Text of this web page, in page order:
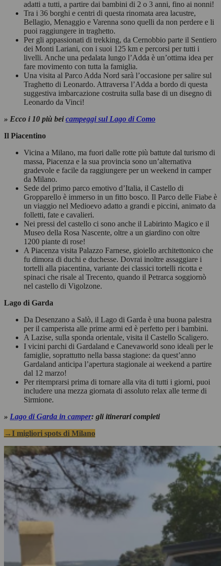
adatti a tutti, a partire dai bambini di 2 o 3 anni, fino ai nonni!
Tra i 36 borghi e centri di questa rinomata area lacustre,
Bellagio, Menaggio e Varenna sono quelli da non perdere e li
puoi raggiungere in traghetto.
Per gli appassionati di trekking, da Cernobbio parte il Sentiero
dei Monti Lariani, con i suoi 125 km e percorsi per tutti i
livelli. Anche una pedalata lungo l’Adda è un’ottima idea per
fare movimento con tutta la famiglia.
Una visita al Parco Adda Nord sarà l’occasione per salire sul
Traghetto di Leonardo. Attraversa l’Adda a bordo di questa
suggestiva imbarcazione costruita sulla base di un disegno di
Leonardo da Vinci!
» Ecco i 10 più beicampeggi sul Lago di Como
Il Piacentino
Vicina a Milano, ma fuori dalle rotte più battute dal turismo di
massa, Piacenza e la sua provincia sono un’alternativa
gradevole e facile da raggiungere per un weekend in camper
da Milano.
Sede del primo parco emotivo d’Italia, il Castello di
Gropparello è immerso in un fitto bosco. Il Parco delle Fiabe è
un viaggio nel Medioevo adatto a grandi e piccini, animato da
folletti, fate e cavalieri.
Nei pressi del castello ci sono anche il Labirinto Magico e il
Museo della Rosa Nascente, oltre a un giardino con oltre
1200 piante di rose!
A Piacenza visita Palazzo Farnese, gioiello architettonico che
fu dimora di duchi e duchesse. Dovrai inoltre assaggiare i
tortelli alla piacentina, variante dei classici tortelli ricotta e
spinaci che risale al Trecento, quando il Petrarca soggiornò
nel castello di Vigolzone.
Lago di Garda
Da Desenzano a Salò, il Lago di Garda è una buona palestra
per il camperista alle prime armi ed è perfetto per i bambini.
A Lazise, sulla sponda orientale, visita il Castello Scaligero.
I vicini parchi di Gardaland e Canevaworld sono ideali per le
famiglie, soprattutto nella bassa stagione: da quest’anno
Gardaland anticipa l’apertura stagionale ai weekend a partire
dal 12 marzo!
Per ritemprarsi prima di tornare alla vita di tutti i giorni, puoi
includere una mezza giornata di assoluto relax alle terme di
Sirmione.
» Lago di Garda in camper: gli itinerari completi
→I migliori spots di Milano